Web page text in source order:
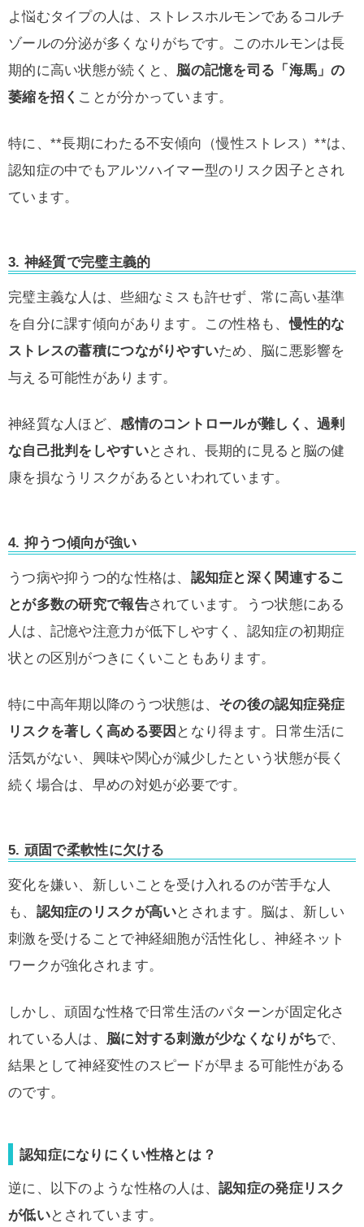
よ悩むタイプの人は、ストレスホルモンであるコルチ
ゾールの分泌が多くなりがちです。このホルモンは長
期的に高い状態が続くと、 脳の記憶を司る「海馬」の
萎縮を招く ことが分かっています。
特に、**長期にわたる不安傾向（慢性ストレス）**は、
認知症の中でもアルツハイマー型のリスク因子とされ
ています。
3. 神経質で完璧主義的
完璧主義な人は、些細なミスも許せず、常に高い基準
を自分に課す傾向があります。この性格も、慢性的な
ストレスの蓄積につながりやすいため、脳に悪影響を
与える可能性があります。
神経質な人ほど、感情のコントロールが難しく、過剰
な自己批判をしやすいとされ、長期的に見ると脳の健
康を損なうリスクがあるといわれています。
4. 抑うつ傾向が強い
うつ病や抑うつ的な性格は、 認知症と深く関連するこ
とが多数の研究で報告されています。うつ状態にある
人は、記憶や注意力が低下しやすく、認知症の初期症
状との区別がつきにくいこともあります。
特に中高年期以降のうつ状態は、 その後の認知症発症
リスクを著しく高める要因 となり得ます。日常生活に
活気がない、興味や関心が減少したという状態が長く
続く場合は、早めの対処が必要です。
5. 頑固で柔軟性に欠ける
変化を嫌い、新しいことを受け入れるのが苦手な人
も、 認知症のリスクが高いとされます。脳は、新しい
刺激を受けることで神経細胞が活性化し、神経ネット
ワークが強化されます。
しかし、頑固な性格で日常生活のパターンが固定化さ
れている人は、 脳に対する刺激が少なくなりがちで、
結果として神経変性のスピードが早まる可能性がある
のです。
認知症になりにくい性格とは？
逆に、以下のような性格の人は、認知症の発症リスク
が低いとされています。